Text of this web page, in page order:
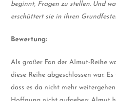
beginnt, Fragen zu stellen. Und
erschüttert sie in ihren
Bewertung:
Als großer Fan der Almut-Reihe
diese Reihe abgeschlossen war.
dass es da nicht mehr